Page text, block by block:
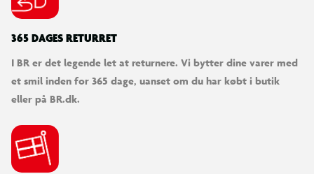
365 DAGES RETURRET
I BR er det legende let at returnere. Vi bytter dine varer med
et smil inden for 365 dage, uanset om du har købt i butik
eller på BR.dk.